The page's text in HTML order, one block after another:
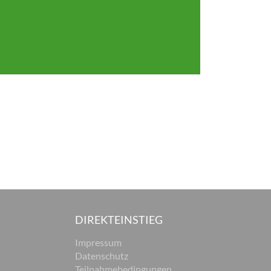
DIREKTEINSTIEG
Impressum
Datenschutz